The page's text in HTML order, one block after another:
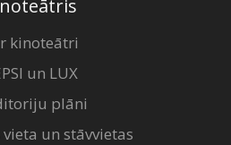
kinoteātri
un LUX
plāni
un stāvvietas